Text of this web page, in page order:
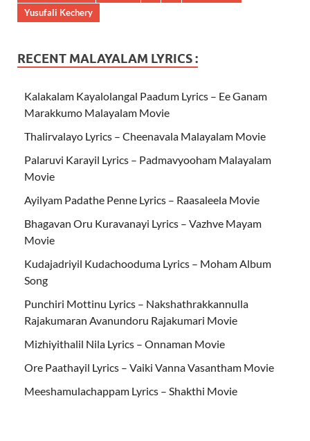
Yusufali Kechery
RECENT MALAYALAM LYRICS :
Kalakalam Kayalolangal Paadum Lyrics – Ee Ganam
Marakkumo Malayalam Movie
Thalirvalayo Lyrics – Cheenavala Malayalam Movie
Palaruvi Karayil Lyrics – Padmavyooham Malayalam
Movie
Ayilyam Padathe Penne Lyrics – Raasaleela Movie
Bhagavan Oru Kuravanayi Lyrics – Vazhve Mayam
Movie
Kudajadriyil Kudachooduma Lyrics – Moham Album
Song
Punchiri Mottinu Lyrics – Nakshathrakkannulla
Rajakumaran Avanundoru Rajakumari Movie
Mizhiyithalil Nila Lyrics – Onnaman Movie
Ore Paathayil Lyrics – Vaiki Vanna Vasantham Movie
Meeshamulachappam Lyrics – Shakthi Movie